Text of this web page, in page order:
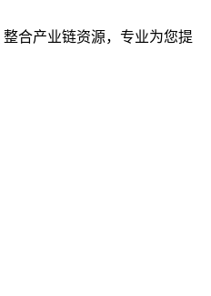
整合产业链资源，专业为您提